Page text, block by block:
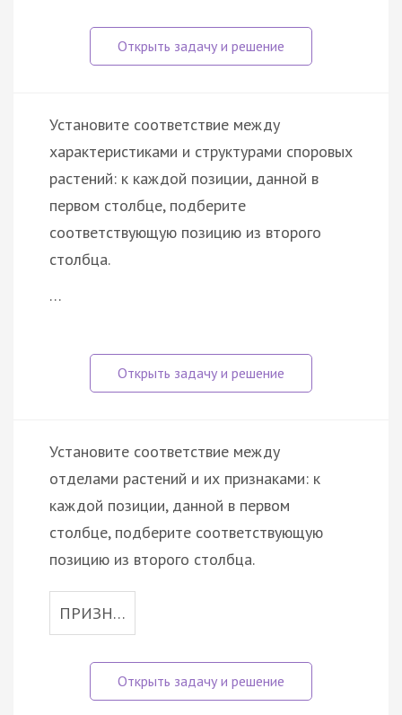
Установите соответствие между
характеристиками и структурами споровых
растений: к каждой позиции, данной в
первом столбце, подберите
соответствующую позицию из второго
столбца.
…
Установите соответствие между
отделами растений и их признаками: к
каждой позиции, данной в первом
столбце, подберите соответствующую
позицию из второго столбца.
ПРИЗН…